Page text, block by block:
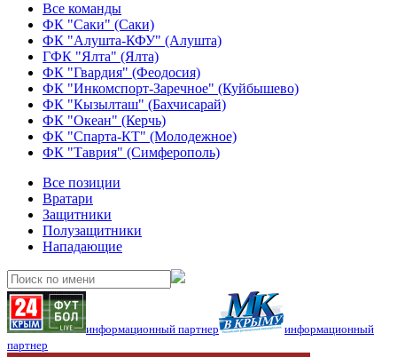
Все команды
ФК "Саки" (Саки)
ФК "Алушта-КФУ" (Алушта)
ГФК "Ялта" (Ялта)
ФК "Гвардия" (Феодосия)
ФК "Инкомспорт-Заречное" (Куйбышево)
ФК "Кызылташ" (Бахчисарай)
ФК "Океан" (Керчь)
ФК "Спарта-КТ" (Молодежное)
ФК "Таврия" (Симферополь)
Все позиции
Вратари
Защитники
Полузащитники
Нападающие
информационный партнер
информационный
партнер